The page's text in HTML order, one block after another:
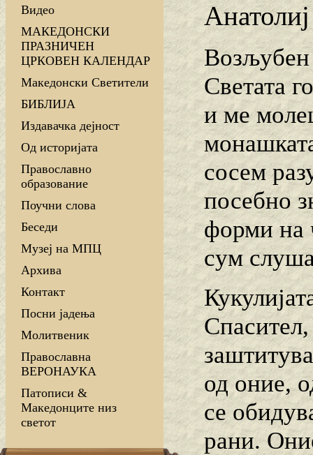
Видео
МАКЕДОНСКИ
ПРАЗНИЧЕН
ЦРКОВЕН КАЛЕНДАР
Македонски Светители
БИБЛИЈА
Издавачка дејност
Од историјата
Православно
образование
Поучни слова
Беседи
Музеј на МПЦ
Архива
Контакт
Посни јадења
Молитвеник
Православна
ВЕРОНАУКА
Патописи &
Македонците низ
светот
Анатолиј
Возљубен
Светата
и ме
сосем
посебно
форми на
сум
од оние,
се
рани.